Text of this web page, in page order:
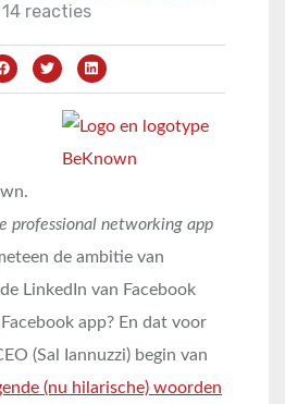
14 reacties
professional networking app
de ambitie van
LinkedIn van Facebook
app? En dat voor
(Sal Iannuzzi) begin van
(nu hilarische) woorden